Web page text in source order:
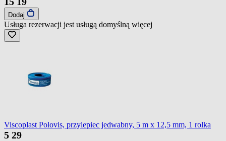
Dodaj
Usługa rezerwacji jest usługą domyślną więcej
Viscoplast Polovis, przylepiec jedwabny, 5 m x 12,5 mm, 1 rolka
5 29